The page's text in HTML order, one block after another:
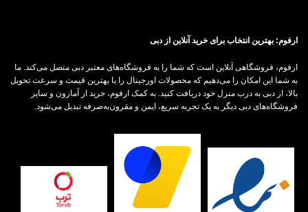
ارفوم: بهترین انتخاب برای خرید آنلاین از دبی
ارفوم، فروشگاهی آنلاین است که شما را به فروشگاه‌های معتبر دبی متصل می‌کند. ما
به شما این امکان را می‌دهیم که محصولات اورجینال را با بهترین قیمت و سرعت تحویل
بالا، از دبی به درب منزل خود دریافت کنید. به کمک ارفوم، خرید از آمازون و سایر
فروشگاه‌های دبی دیگر به یک تجربه سریع، ایمن و مقرون‌به‌صرفه تبدیل می‌شود.